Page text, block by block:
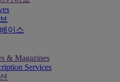
이스
& Magazines
Services